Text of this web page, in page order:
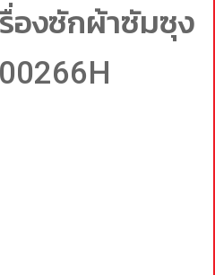
รื่องซักผ้าซัมซุง